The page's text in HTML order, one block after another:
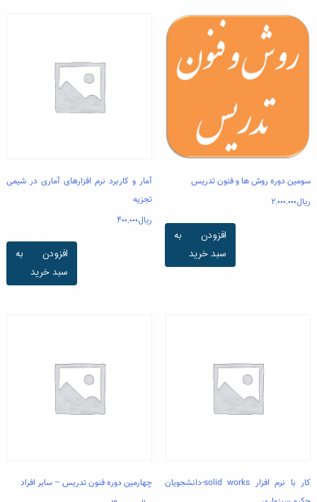
سومین دوره روش ها و فنون تدریس
ریال۲,۰۰۰,۰۰۰
افزودن به
سبد خرید
آمار و کاربرد نرم افزارهای آماری در شیمی
تجزیه
ریال۴۰۰,۰۰۰
افزودن به
سبد خرید
کار با نرم افزار solid works-دانشجویان
چهارمین دوره فنون تدریس – سایر افراد